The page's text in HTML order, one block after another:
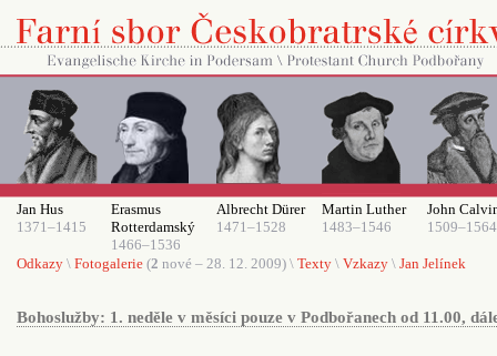
Jan Hus
1371–1415
Erasmus
Rotterdamský
1466–1536
Albrecht Dürer
1471–1528
Martin Luther
1483–1546
John
1509–1564
Odkazy \ Fotogalerie (2 nové – 28. 12. 2009) \ Texty \ Vzkazy \ Jan Jelínek
Bohoslužby: 1. neděle v měsíci pouze v Podbořanech od 11.00,